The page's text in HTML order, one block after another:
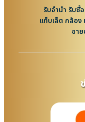
รับจำนำ รับซื้
แท็บเล็ต กล้อง
ขา